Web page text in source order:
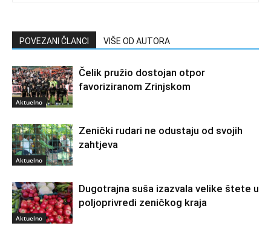
POVEZANI ČLANCI VIŠE OD AUTORA
Aktuelno
Čelik pružio dostojan otpor
favoriziranom Zrinjskom
Aktuelno
Zenički rudari ne odustaju od svojih
zahtjeva
Aktuelno
Dugotrajna suša izazvala velike štete u
poljoprivredi zeničkog kraja